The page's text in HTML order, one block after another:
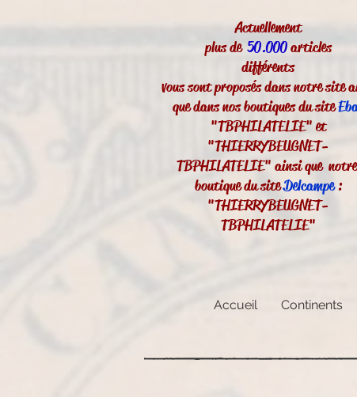
Actuellement
plus de50.000articles
différents
vous sont proposés dans notre site
que dans nos boutiques du site
"TBPHILATELIE" et
"THIERRYBEUGNET-
TBPHILATELIE" ainsi que
boutique du siteDelcampe:
"THIERRYBEUGNET-
TBPHILATELIE"
Accueil Continents